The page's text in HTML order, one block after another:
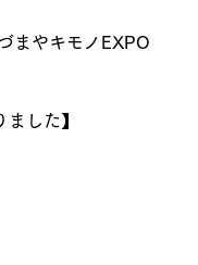
まやキモノEXPO
した】